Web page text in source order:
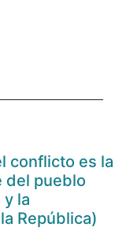
conflicto es la
del pueblo
la
República)